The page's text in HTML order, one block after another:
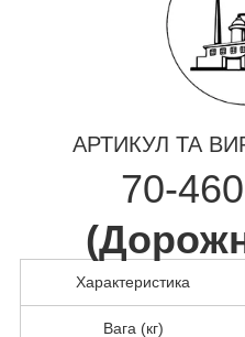
АРТИКУЛ ТА
70-
(
Характеристика
Вага (кг)